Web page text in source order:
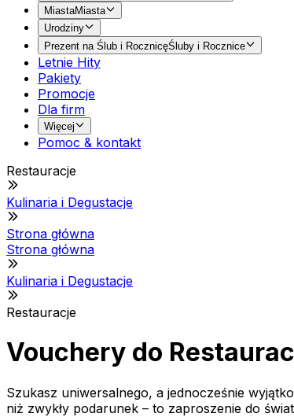
MiastaMiasta
Urodziny
Prezent na Ślub i RocznicęŚluby i Rocznice
Letnie Hity
Pakiety
Promocje
Dla firm
Więcej
Pomoc & kontakt
Restauracje
Kulinaria i Degustacje
Strona główna
Strona główna
Kulinaria i Degustacje
Restauracje
Vouchery do
Szukasz uniwersalnego, a jednocześnie
niż zwykły podarunek – to zaproszenie do